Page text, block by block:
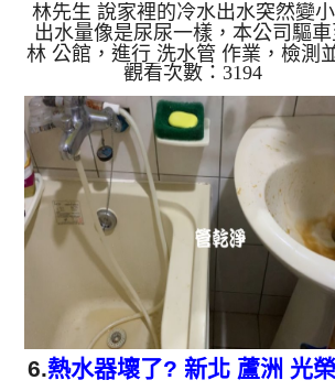
山街 水管清洗
林先生 說家裡的冷水出水突然變小
出水量像是尿尿一樣，本公司驅車
林 公館，進行 洗水管 作業，檢測
發現，本公司裝設 高周波水管清洗
機，灌入 檸檬酸 至水管，等了約
分，開啟 水管清洗機 ，啟動 脈
波 模式，一洗水管就流出髒水，
顏色就越多種，過程中多次堵塞，
時掉出異物碎片，改用特殊工法，
多小時後，出水量恢復正常了。
自來水，如水管老化，會產生鐵鏽
沙堆積，洗出來的水就會是咖啡色
下水含有氧化錳，管壁上會結成黑
垢，洗出來的水會跟石油一樣黑，
洗出綠色的水，...
觀看次數：3194
6.熱水器壞了? 新北 蘆洲 光